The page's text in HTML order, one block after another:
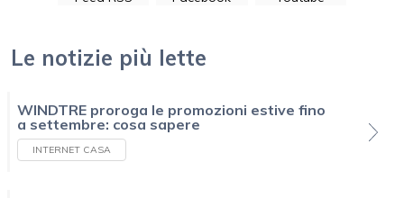
Le notizie più lette
WINDTRE proroga le promozioni estive fino
a settembre: cosa sapere
INTERNET CASA